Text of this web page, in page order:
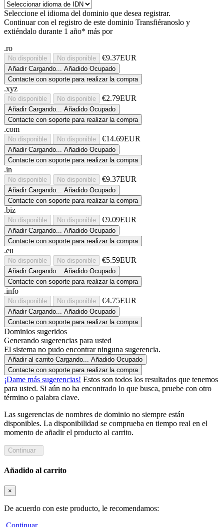
Seleccione el idioma del dominio que desea registrar.
Continuar con el registro de este dominio Transfiéranoslo y
extiéndalo durante 1 año* más por
.ro
No disponible No disponible €9.37EUR
Añadir Cargando... Añadido Ocupado
Contacte con soporte para realizar la compra
.xyz
No disponible No disponible €2.79EUR
Añadir Cargando... Añadido Ocupado
Contacte con soporte para realizar la compra
.com
No disponible No disponible €14.69EUR
Añadir Cargando... Añadido Ocupado
Contacte con soporte para realizar la compra
.in
No disponible No disponible €9.37EUR
Añadir Cargando... Añadido Ocupado
Contacte con soporte para realizar la compra
.biz
No disponible No disponible €9.09EUR
Añadir Cargando... Añadido Ocupado
Contacte con soporte para realizar la compra
.eu
No disponible No disponible €5.59EUR
Añadir Cargando... Añadido Ocupado
Contacte con soporte para realizar la compra
.info
No disponible No disponible €4.75EUR
Añadir Cargando... Añadido Ocupado
Contacte con soporte para realizar la compra
Dominios sugeridos
Generando sugerencias para usted
El sistema no pudo encontrar ninguna sugerencia.
Añadir al carrito Cargando... Añadido Ocupado
Contacte con soporte para realizar la compra
¡Dame más sugerencias! Estos son todos los resultados que tenemos
para usted. Si aún no ha encontrado lo que busca, pruebe con otro
término o palabra clave.
Las sugerencias de nombres de dominio no siempre están
disponibles. La disponibilidad se comprueba en tiempo real en el
momento de añadir el producto al carrito.
Añadido al carrito
×
De acuerdo con este producto, le recomendamos: